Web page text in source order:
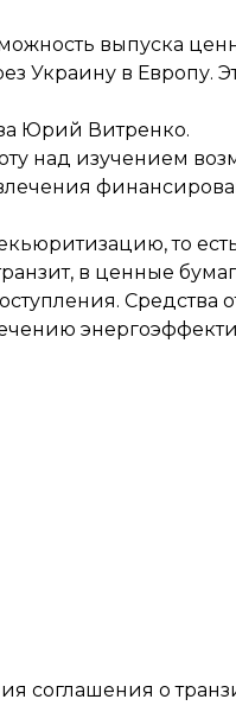
выпуска
Украину в
Юрий Витренко.
над изучением
то
в ценные
Средства
соглашения о